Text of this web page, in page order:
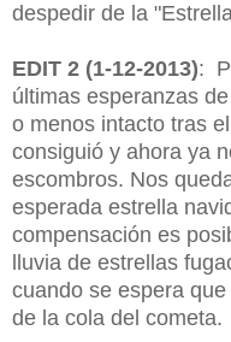
despedir de la
EDIT 2 (1-12-2013):
últimas esperanzas
o menos intacto tras
consiguió y ahora ya
escombros. Nos
esperada estrella
compensación es
lluvia de estrellas
cuando se espera
de la cola del cometa.